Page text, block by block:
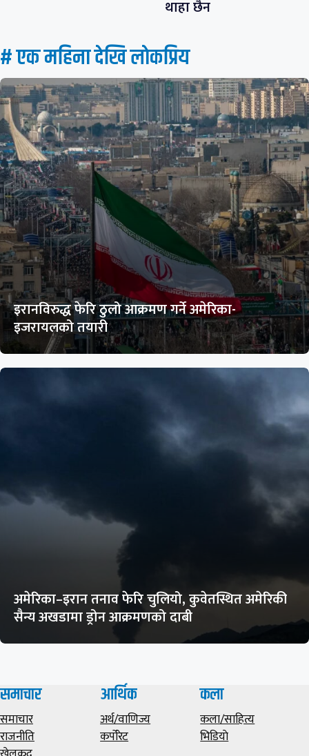
थाहा छैन
# एक महिना देखि लाेकप्रिय
इरानविरुद्ध फेरि ठुलो आक्रमण गर्ने अमेरिका-
इजरायलको तयारी
अमेरिका–इरान तनाव फेरि चुलियो, कुवेतस्थित अमेरिकी
सैन्य अखडामा ड्रोन आक्रमणको दाबी
समाचार
समाचार
राजनीति
आर्थिक
अर्थ/वाणिज्य
कर्पोरेट
कला
कला/साहित्य
भिडियाे